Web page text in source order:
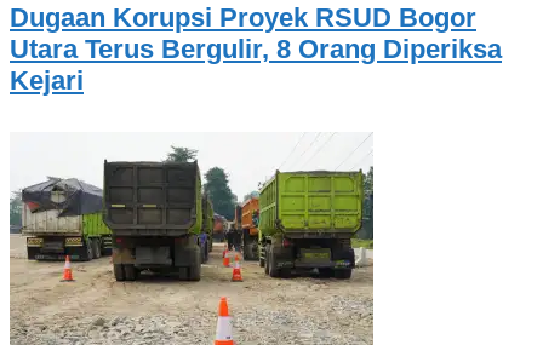
Dugaan Korupsi Proyek RSUD Bogor
Utara Terus Bergulir, 8 Orang Diperiksa
Kejari